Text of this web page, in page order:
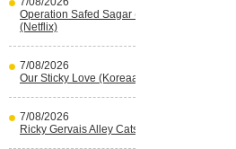
Operation Safed Sagar (Indisch)
(Netflix)
7/08/2026
Our Sticky Love (Koreaans) (Netflix)
7/08/2026
Ricky Gervais Alley Cats (Netflix)